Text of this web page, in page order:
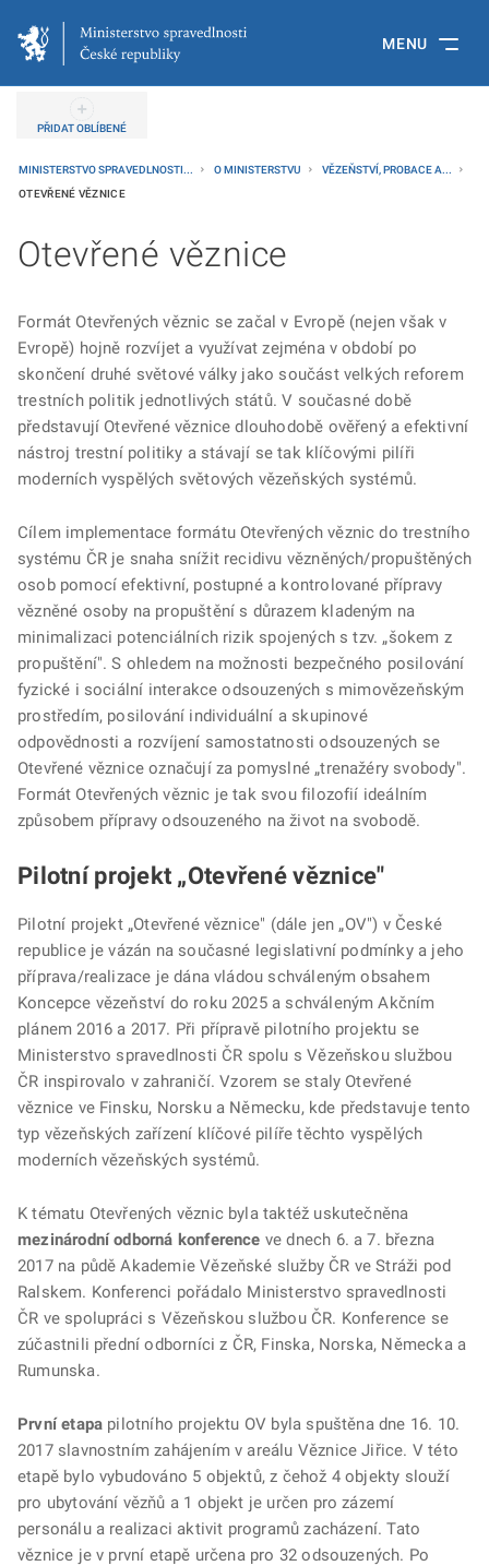
MENU
PŘIDAT OBLÍBENÉ
MINISTERSTVO SPRAVEDLNOSTI... O MINISTERSTVU
VĚZEŇSTVÍ, PROBACE A...
OTEVŘENÉ VĚZNICE
Otevřené věznice
Formát Otevřených věznic se začal v Evropě (nejen však v
Evropě) hojně rozvíjet a využívat zejména v období po
skončení druhé světové války jako součást velkých reforem
trestních politik jednotlivých států. V současné době
představují Otevřené věznice dlouhodobě ověřený a efektivní
nástroj trestní politiky a stávají se tak klíčovými pilíři
moderních vyspělých světových vězeňských systémů.
Cílem implementace formátu Otevřených věznic do trestního
systému ČR je snaha snížit recidivu vězněných/propuštěných
osob pomocí efektivní, postupné a kontrolované přípravy
vězněné osoby na propuštění s důrazem kladeným na
minimalizaci potenciálních rizik spojených s tzv. „šokem z
propuštění". S ohledem na možnosti bezpečného posilování
fyzické i sociální interakce odsouzených s mimovězeňským
prostředím, posilování individuální a skupinové
odpovědnosti a rozvíjení samostatnosti odsouzených se
Otevřené věznice označují za pomyslné „trenažéry svobody".
Formát Otevřených věznic je tak svou filozofií ideálním
způsobem přípravy odsouzeného na život na svobodě.
Pilotní projekt „Otevřené věznice"
Pilotní projekt „Otevřené věznice" (dále jen „OV") v České
republice je vázán na současné legislativní podmínky a jeho
příprava/realizace je dána vládou schváleným obsahem
Koncepce vězeňství do roku 2025 a schváleným Akčním
plánem 2016 a 2017. Při přípravě pilotního projektu se
Ministerstvo spravedlnosti ČR spolu s Vězeňskou službou
ČR inspirovalo v zahraničí. Vzorem se staly Otevřené
věznice ve Finsku, Norsku a Německu, kde představuje tento
typ vězeňských zařízení klíčové pilíře těchto vyspělých
moderních vězeňských systémů.
K tématu Otevřených věznic byla taktéž uskutečněna
mezinárodní odborná konference ve dnech 6. a 7. března
2017 na půdě Akademie Vězeňské služby ČR ve Stráži pod
Ralskem. Konferenci pořádalo Ministerstvo spravedlnosti
ČR ve spolupráci s Vězeňskou službou ČR. Konference se
zúčastnili přední odborníci z ČR, Finska, Norska, Německa a
Rumunska.
První etapa pilotního projektu OV byla spuštěna dne 16. 10.
2017 slavnostním zahájením v areálu Věznice Jiřice. V této
etapě bylo vybudováno 5 objektů, z čehož 4 objekty slouží
pro ubytování vězňů a 1 objekt je určen pro zázemí
personálu a realizaci aktivit programů zacházení. Tato
věznice je v první etapě určena pro 32 odsouzených. Po